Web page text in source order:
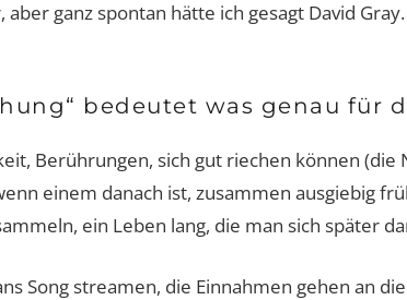
aber ganz spontan hätte ich gesagt David
bedeutet was genau für
Berührungen, sich gut riechen können (die
einem danach ist, zusammen ausgiebig
ein Leben lang, die man sich später
Song streamen, die Einnahmen gehen an